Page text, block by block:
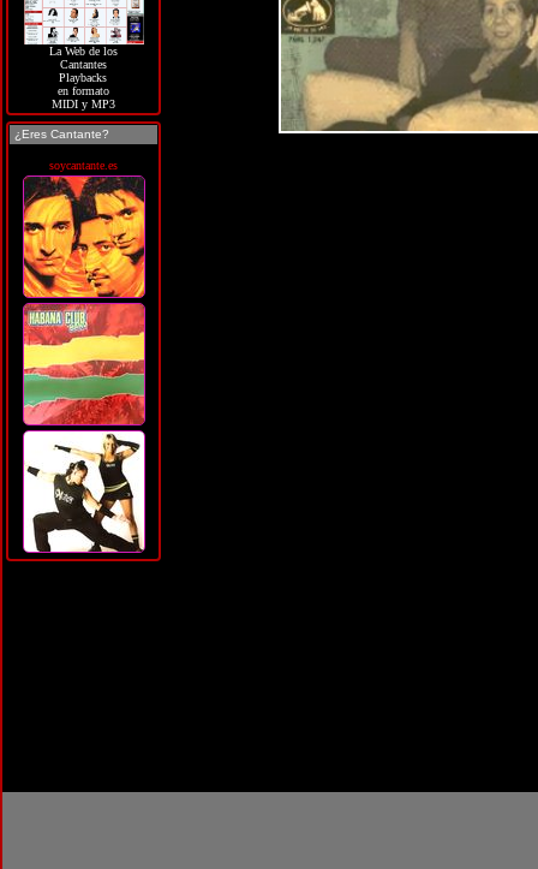
La Web de los
Cantantes
Playbacks
en formato
MIDI y MP3
¿Eres Cantante?
soycantante.es